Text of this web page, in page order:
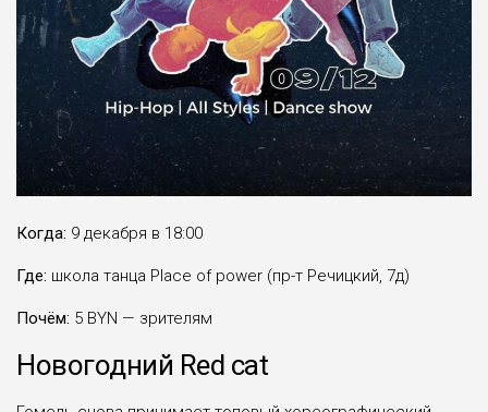
Когда: 9 декабря в 18:00
Где: школа танца Place of power (пр-т Речицкий, 7д)
Почём: 5 BYN — зрителям
Новогодний Red cat